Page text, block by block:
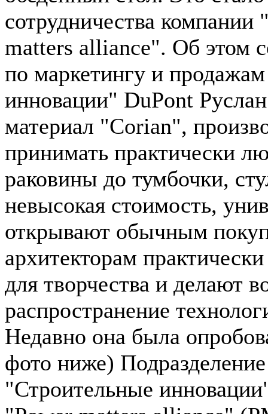
сотрудничества
matters alliance". Об этом
по маркетингу и
инновации" DuPont
материал "Corian",
принимать практически
раковины до тумбочки,
невысокая стоимость,
открывают обычным
архитекторам
для творчества и делают
распространение
Недавно она была
фото ниже)
"Строительные